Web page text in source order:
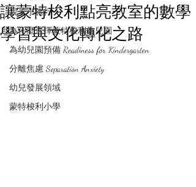
親子小旅行
為什麼選擇蒙特梭利幼兒園
為幼兒園預備 Readiness for Kindergarten
分離焦慮 Separation Anxiety
幼兒發展領域
蒙特梭利小學
讓蒙特梭利點亮教室的數學
學習與文化轉化之路